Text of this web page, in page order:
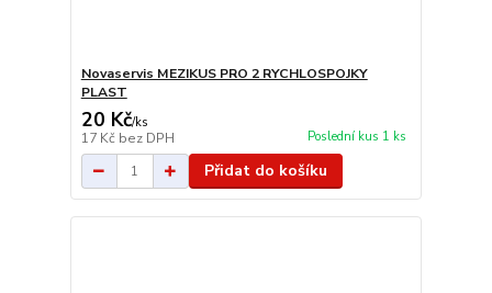
Novaservis MEZIKUS PRO 2 RYCHLOSPOJKY
PLAST
20 Kč/ks
17 Kč bez DPH Poslední kus 1 ks
Přidat do košíku